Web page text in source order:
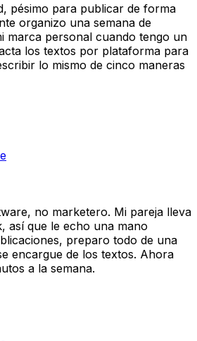
pésimo para publicar de forma
organizo una semana de
marca personal cuando tengo un
los textos por plataforma para
lo mismo de cinco maneras
no marketero. Mi pareja lleva
así que le echo una mano
preparo todo de una
encargue de los textos. Ahora
a la semana.